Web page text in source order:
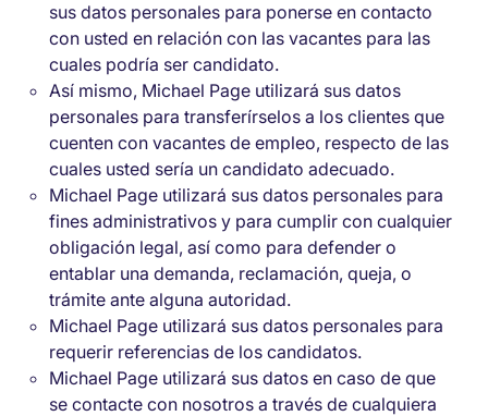
sus datos personales para ponerse en contacto
con usted en relación con las vacantes para las
cuales podría ser candidato.
Así mismo, Michael Page utilizará sus datos
personales para transferírselos a los clientes que
cuenten con vacantes de empleo, respecto de las
cuales usted sería un candidato adecuado.
Michael Page utilizará sus datos personales para
fines administrativos y para cumplir con cualquier
obligación legal, así como para defender o
entablar una demanda, reclamación, queja, o
trámite ante alguna autoridad.
Michael Page utilizará sus datos personales para
requerir referencias de los candidatos.
Michael Page utilizará sus datos en caso de que
se contacte con nosotros a través de cualquiera